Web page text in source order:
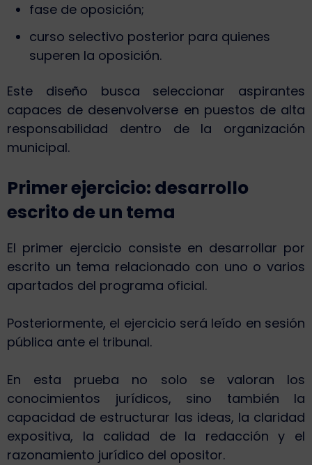
fase de oposición;
curso selectivo posterior para quienes
superen la oposición.
Este diseño busca seleccionar aspirantes
capaces de desenvolverse en puestos de alta
responsabilidad dentro de la organización
municipal.
Primer ejercicio: desarrollo
escrito de un tema
El primer ejercicio consiste en desarrollar por
escrito un tema relacionado con uno o varios
apartados del programa oficial.
Posteriormente, el ejercicio será leído en sesión
pública ante el tribunal.
En esta prueba no solo se valoran los
conocimientos jurídicos, sino también la
capacidad de estructurar las ideas, la claridad
expositiva, la calidad de la redacción y el
razonamiento jurídico del opositor.